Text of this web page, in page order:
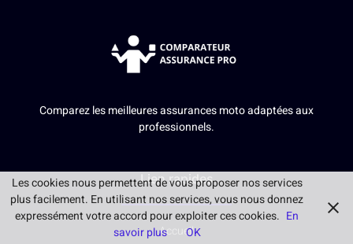
Comparez les meilleures assurances moto adaptées aux
professionnels.
Lien rapides
Accueil
Les cookies nous permettent de vous proposer nos services
plus facilement. En utilisant nos services, vous nous donnez
expressément votre accord pour exploiter ces cookies. En
savoir plus
OK